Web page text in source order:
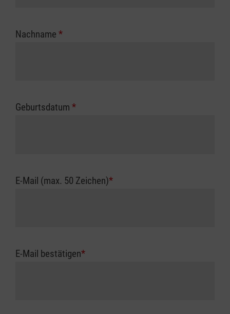
Nachname *
Geburtsdatum *
E-Mail (max. 50 Zeichen)*
E-Mail bestätigen*